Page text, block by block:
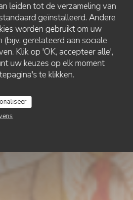
leiden tot de verzameling van
geïnstalleerd. Andere
worden gebruikt om uw
gerelateerd aan sociale
Klik op 'OK, accepteer alle',
uw keuzes op elk moment
te klikken.